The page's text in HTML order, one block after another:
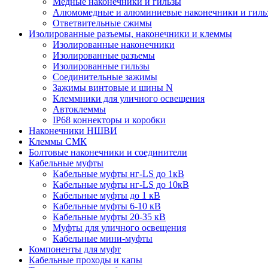
Алюмомедные и алюминиевые наконечники и
Ответвительные сжимы
Изолированные разъемы, наконечники и клеммы
Изолированные наконечники
Изолированные разъемы
Изолированные гильзы
Соединительные зажимы
Зажимы винтовые и шины N
Клеммники для уличного освещения
Автоклеммы
IP68 коннекторы и коробки
Наконечники НШВИ
Клеммы СМК
Болтовые наконечники и соединители
Кабельные муфты
Кабельные муфты нг-LS до 1кВ
Кабельные муфты нг-LS до 10кВ
Кабельные муфты до 1 кВ
Кабельные муфты 6-10 кВ
Кабельные муфты 20-35 кВ
Муфты для уличного освещения
Кабельные мини-муфты
Компоненты для муфт
Кабельные проходы и капы